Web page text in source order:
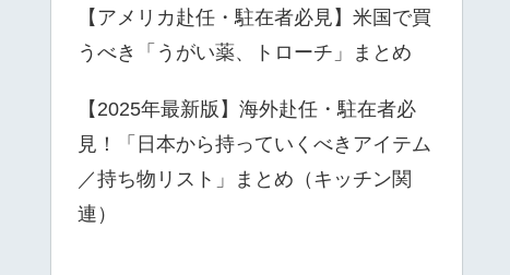
【アメリカ赴任・駐在者必見】米国で買
うべき「うがい薬、トローチ」まとめ
【2025年最新版】海外赴任・駐在者必
見！「日本から持っていくべきアイテム
／持ち物リスト」まとめ（キッチン関
連）